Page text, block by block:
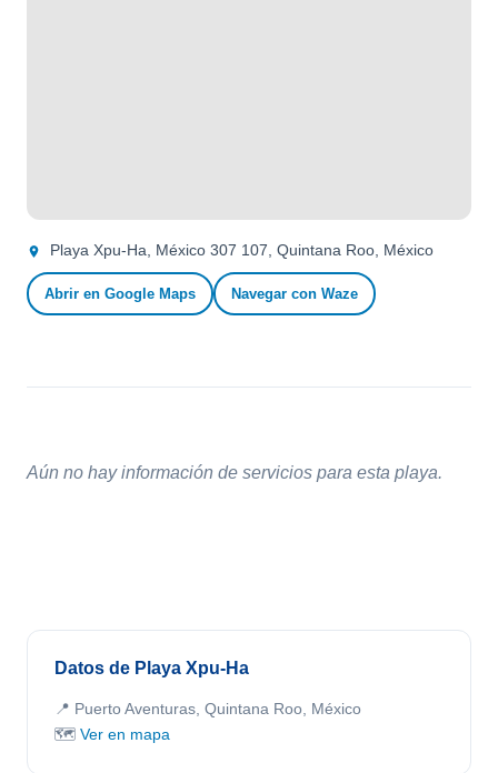
Playa Xpu-Ha, México 307 107, Quintana Roo, México
Abrir en Google Maps Navegar con Waze
Aún no hay información de servicios para esta playa.
Datos de Playa Xpu-Ha
📍 Puerto Aventuras, Quintana Roo, México
🗺️ Ver en mapa